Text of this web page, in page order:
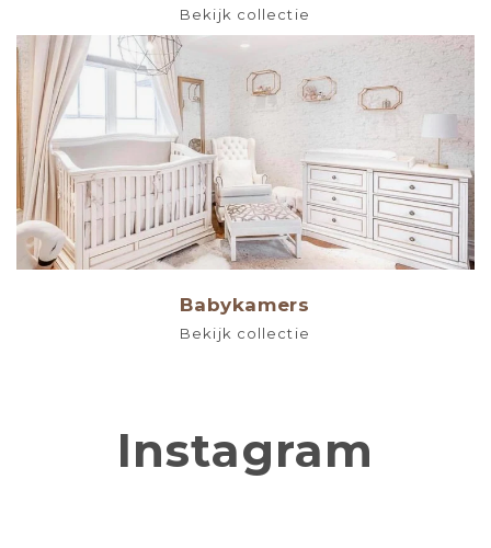
Bekijk collectie
Babykamers
Bekijk collectie
Instagram